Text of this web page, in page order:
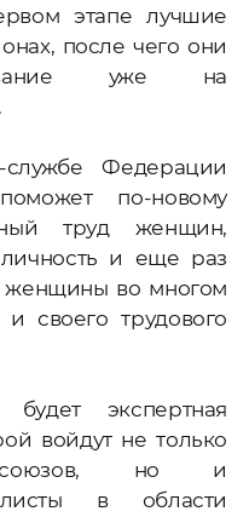
этапе лучшие
после чего они
уже на
Федерации
по-новому
труд женщин,
и еще раз
женщины во многом
своего трудового
будет экспертная
войдут не только
но и
в области